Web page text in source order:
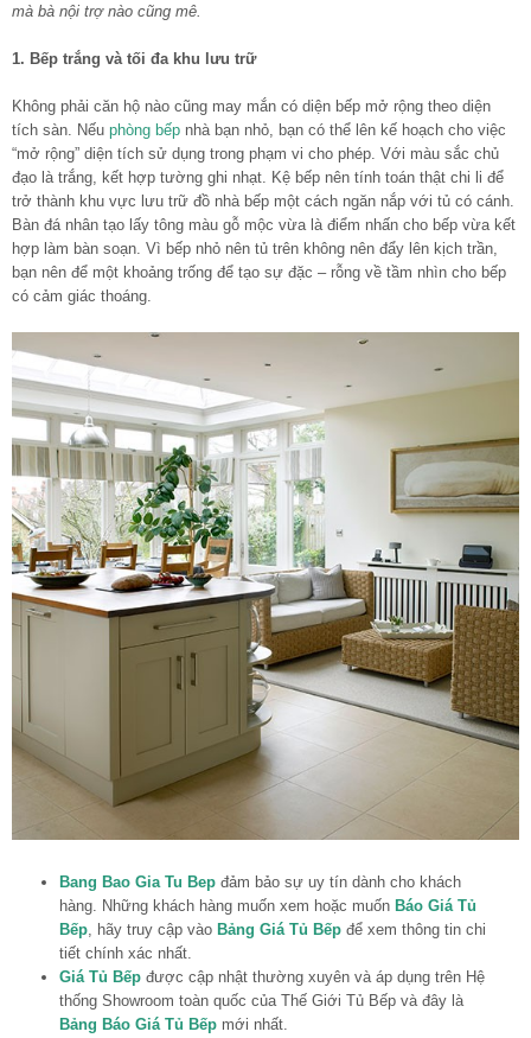
mà bà nội trợ nào cũng mê.
1. Bếp trắng và tối đa khu lưu trữ
Không phải căn hộ nào cũng may mắn có diện bếp mở rộng theo diện
tích sàn. Nếu phòng bếp nhà bạn nhỏ, bạn có thể lên kế hoạch cho việc
“mở rộng” diện tích sử dụng trong phạm vi cho phép. Với màu sắc chủ
đạo là trắng, kết hợp tường ghi nhạt. Kệ bếp nên tính toán thật chi li để
trở thành khu vực lưu trữ đồ nhà bếp một cách ngăn nắp với tủ có cánh.
Bàn đá nhân tạo lấy tông màu gỗ mộc vừa là điểm nhấn cho bếp vừa kết
hợp làm bàn soạn. Vì bếp nhỏ nên tủ trên không nên đẩy lên kịch trần,
bạn nên để một khoảng trống để tạo sự đặc – rỗng về tầm nhìn cho bếp
có cảm giác thoáng.
Bang Bao Gia Tu Bep đảm bảo sự uy tín dành cho khách
hàng. Những khách hàng muốn xem hoặc muốn Báo Giá Tủ
Bếp , hãy truy cập vào Bảng Giá Tủ Bếp để xem thông tin chi
tiết chính xác nhất.
Giá Tủ Bếp được cập nhật thường xuyên và áp dụng trên Hệ
thống Showroom toàn quốc của Thế Giới Tủ Bếp và đây là
Bảng Báo Giá Tủ Bếp mới nhất.